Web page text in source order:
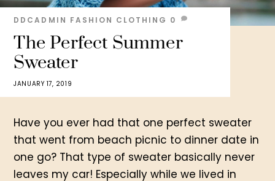
JANUARY 17, 2019
The Perfect Summer
Sweater
DDCADMIN FASHION CLOTHING 0
Have you ever had that one perfect sweater
that went from beach picnic to dinner date in
one go? That type of sweater basically never
leaves my car! Especially while we lived in